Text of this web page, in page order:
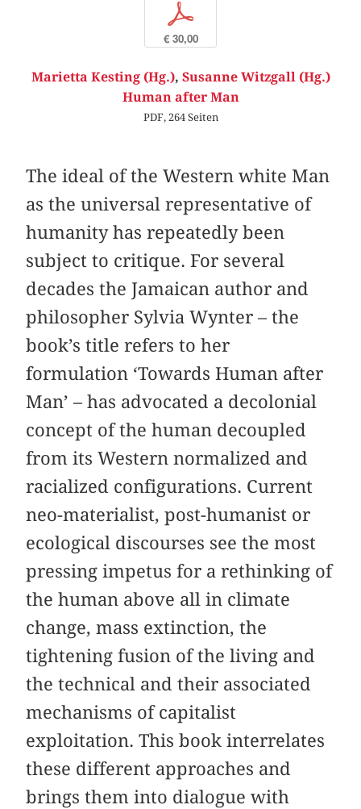
p
€ 30,00
Marietta Kesting (Hg.), Susanne Witzgall (Hg.)
Human after Man
PDF, 264 Seiten
The ideal of the Western white Man
as the universal representative of
humanity has repeatedly been
subject to critique. For several
decades the Jamaican author and
philosopher Sylvia Wynter – the
book’s title refers to her
formulation ‘Towards Human after
Man’ – has advocated a decolonial
concept of the human decoupled
from its Western normalized and
racialized configurations. Current
neo-materialist, post-humanist or
ecological discourses see the most
pressing impetus for a rethinking of
the human above all in climate
change, mass extinction, the
tightening fusion of the living and
the technical and their associated
mechanisms of capitalist
exploitation. This book interrelates
these different approaches and
brings them into dialogue with